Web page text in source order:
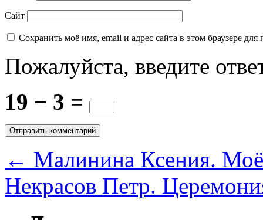
Сайт
Сохранить моё имя, email и адрес сайта в этом браузере
Пожалуйста, введите
19 − 3 =
← Малинина Ксения.
Некрасов Петр.